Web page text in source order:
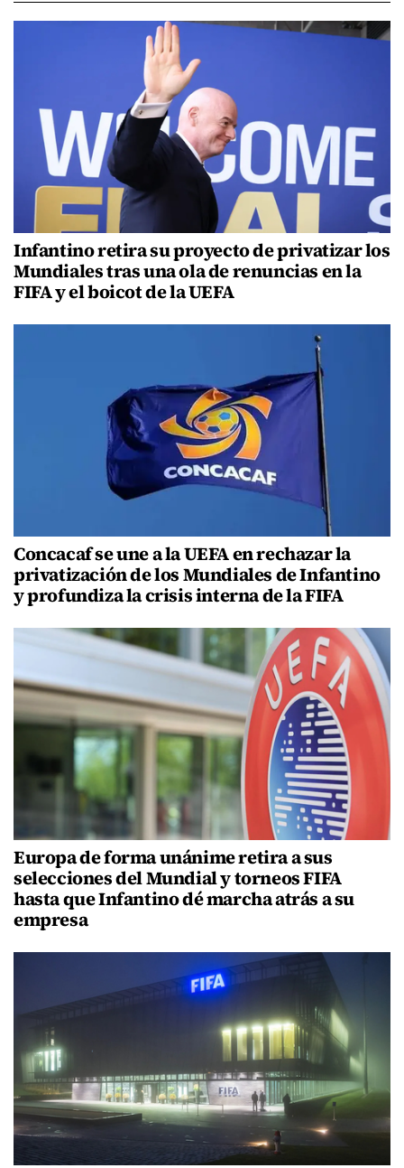
Infantino retira su proyecto de privatizar los
Mundiales tras una ola de renuncias en la
FIFA y el boicot de la UEFA
Concacaf se une a la UEFA en rechazar la
privatización de los Mundiales de Infantino
y profundiza la crisis interna de la FIFA
Europa de forma unánime retira a sus
selecciones del Mundial y torneos FIFA
hasta que Infantino dé marcha atrás a su
empresa